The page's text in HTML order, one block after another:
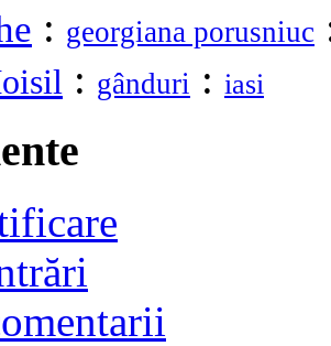
: georgiana porusniuc
: gânduri : iasi